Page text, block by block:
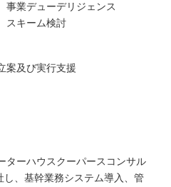
事業デューデリジェンス
スキーム検討
案及び実行支援
ターハウスクーパースコンサル
、基幹業務システム導入、管